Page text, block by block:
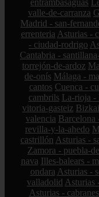
entrambasaguas
valle-de-carranza
Madrid - san-
errenteria Asturias -
- ciudad-rodrigo
Cantabria -
torrejón-de-ardoz
de-onís Málaga -
cantos Cuenca -
cambrils La-rioja -
vitoria-gasteiz
valencia Barcelona
revilla-y-la-ahedo
castrillón Asturias -
Zamora - puebla-
nava Illes-balears -
ondara Asturias -
valladolid Asturias
Asturias - cabranes